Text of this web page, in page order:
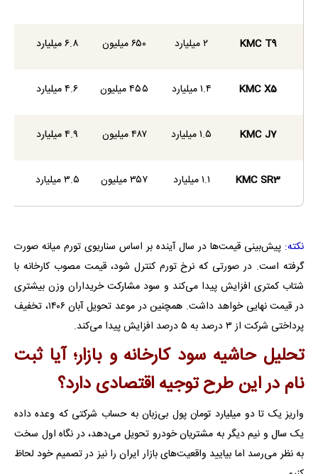
KMC T9 ۲ میلیارد ۶۵۰ میلیون ۶.۸ میلیارد
KMC X5 ۱.۴ میلیارد ۴۵۵ میلیون ۴.۶ میلیارد
KMC J7 ۱.۵ میلیارد ۴۸۷ میلیون ۴.۹ میلیارد
KMC SR3 ۱.۱ میلیارد ۳۵۷ میلیون ۳.۵ میلیارد
نکته: پیش‌بینی قیمت‌ها در سال آینده بر اساس سناریوی تورم میانه صورت
گرفته است. در صورتی که نرخ تورم کنترل شود، قیمت مصوب کارخانه با
شتاب کمتری افزایش پیدا می‌کند و سود مشارکت خریداران وزن بیشتری
در قیمت نهایی خواهد داشت. همچنین در موعد تحویل آبان ۱۴۰۶، تخفیف
پرداختی شرکت از ۳ درصد به ۵ درصد افزایش پیدا می‌کند.
تحلیل حاشیه سود کارخانه و بازار؛ آیا ثبت
نام در این طرح توجیه اقتصادی دارد؟
واریز یک تا دو میلیارد تومان پول بی‌زبان به حساب شرکتی که وعده داده
یک سال و نیم دیگر به مشتریان خودرو تحویل می‌دهد، در نگاه اول سخت
به نظر می‌رسد اما بیایید واقعیت‌های بازار ایران را نیز در تصمیم خود لحاظ